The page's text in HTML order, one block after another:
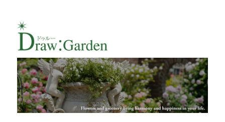
Draw:Gardenのフラワー・ガーデンデ
ザイナーChie Muramotoによるブログ